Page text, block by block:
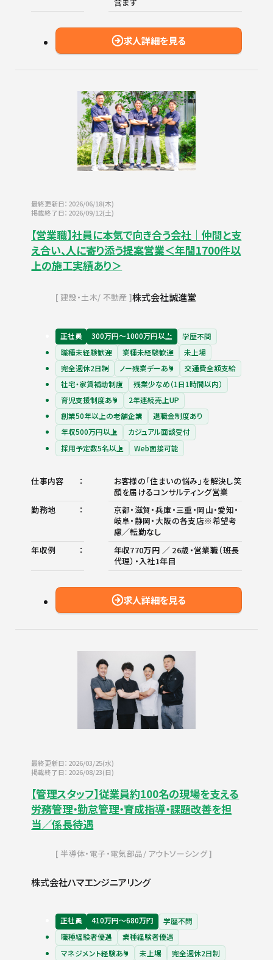
求人詳細を見る
最終更新日：2026/06/18(木)
掲載終了日：2026/09/12(土)
【営業職】社員に本気で向き合う会社｜仲間と支
え合い、人に寄り添う提案営業＜年間1700件以
上の施工実績あり＞
建設・土木 不動産 株式会社誠進堂
正社員 300万円〜1000万円以上
学歴不問
職種未経験歓迎
業種未経験歓迎
未上場
完全週休2日制
ノー残業デーあり
交通費全額支給
社宅・家賃補助制度
残業少なめ（1日1時間以内）
育児支援制度あり
2年連続売上UP
創業50年以上の老舗企業
退職金制度あり
年収500万円以上
カジュアル面談受付
採用予定数5名以上
Web面接可能
仕事内容
お客様の「住まいの悩み」を解決し笑
顔を届けるコンサルティング営業
勤務地
京都・滋賀・兵庫・三重・岡山・愛知・
岐阜・静岡・大阪の各支店※希望考
慮／転勤なし
年収例
年収770万円 ／ 26歳・営業職（班長
代理）・入社1年目
求人詳細を見る
最終更新日：2026/03/25(水)
掲載終了日：2026/08/23(日)
【管理スタッフ】従業員約100名の現場を支える
労務管理・勤怠管理・育成指導・課題改善を担
当／係長待遇
半導体・電子・電気部品 アウトソーシング
株式会社ハマエンジニアリング
正社員 410万円〜680万円
学歴不問
職種経験者優遇
業種経験者優遇
マネジメント経験あり
未上場
完全週休2日制